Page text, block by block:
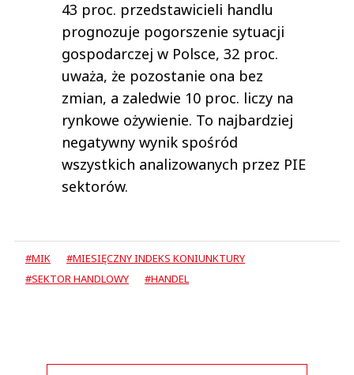
43 proc. przedstawicieli handlu
prognozuje pogorszenie sytuacji
gospodarczej w Polsce, 32 proc.
uważa, że pozostanie ona bez
zmian, a zaledwie 10 proc. liczy na
rynkowe ożywienie. To najbardziej
negatywny wynik spośród
wszystkich analizowanych przez PIE
sektorów.
#MIK
#MIESIĘCZNY INDEKS KONIUNKTURY
#SEKTOR HANDLOWY
#HANDEL